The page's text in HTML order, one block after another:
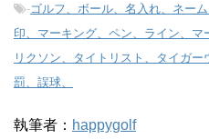
-ゴルフ、ボール、名入れ、ネー
印、マーキング、ペン、ライン、
リクソン、タイトリスト、タイガ
罰、誤球、
執筆者： happygolf